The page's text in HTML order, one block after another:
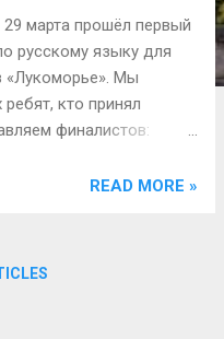
марта прошёл первый
русскому языку для
«Лукоморье». Мы
кто принял
финалистов:
Деларш - возрастная
READ MORE »